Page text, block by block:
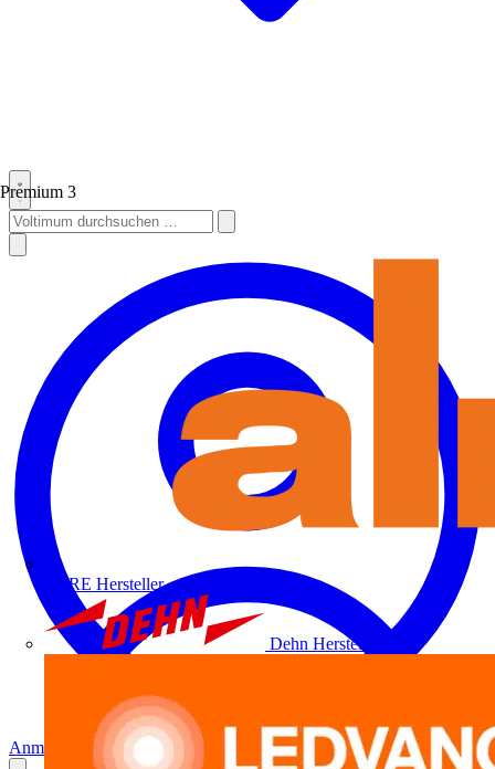
Premium 3
ALRE Hersteller
Dehn Hersteller
Anmelden Registrierung